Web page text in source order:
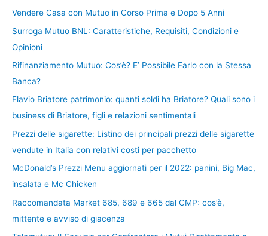
Vendere Casa con Mutuo in Corso Prima e Dopo 5 Anni
Surroga Mutuo BNL: Caratteristiche, Requisiti, Condizioni e
Opinioni
Rifinanziamento Mutuo: Cos’è? E’ Possibile Farlo con la Stessa
Banca?
Flavio Briatore patrimonio: quanti soldi ha Briatore? Quali sono i
business di Briatore, figli e relazioni sentimentali
Prezzi delle sigarette: Listino dei principali prezzi delle sigarette
vendute in Italia con relativi costi per pacchetto
McDonald’s Prezzi Menu aggiornati per il 2022: panini, Big Mac,
insalata e Mc Chicken
Raccomandata Market 685, 689 e 665 dal CMP: cos’è,
mittente e avviso di giacenza